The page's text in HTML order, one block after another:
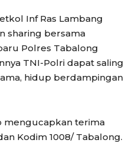
Inf Ras Lambang
sharing bersama
Polres Tabalong
TNI-Polri dapat saling
hidup berdampingan
mengucapkan terima
Kodim 1008/ Tabalong.